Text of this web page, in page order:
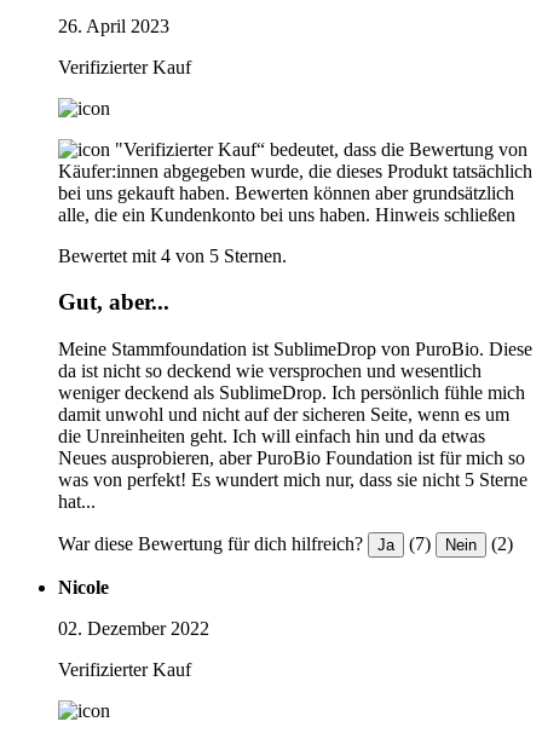
26. April 2023
Verifizierter Kauf
"Verifizierter Kauf“ bedeutet, dass die Bewertung von
Käufer:innen abgegeben wurde, die dieses Produkt tatsächlich
bei uns gekauft haben. Bewerten können aber grundsätzlich
alle, die ein Kundenkonto bei uns haben. Hinweis schließen
Bewertet mit 4 von 5 Sternen.
Gut, aber...
Meine Stammfoundation ist SublimeDrop von PuroBio. Diese
da ist nicht so deckend wie versprochen und wesentlich
weniger deckend als SublimeDrop. Ich persönlich fühle mich
damit unwohl und nicht auf der sicheren Seite, wenn es um
die Unreinheiten geht. Ich will einfach hin und da etwas
Neues ausprobieren, aber PuroBio Foundation ist für mich so
was von perfekt! Es wundert mich nur, dass sie nicht 5 Sterne
hat...
War diese Bewertung für dich hilfreich? Ja (7) Nein (2)
Nicole
02. Dezember 2022
Verifizierter Kauf